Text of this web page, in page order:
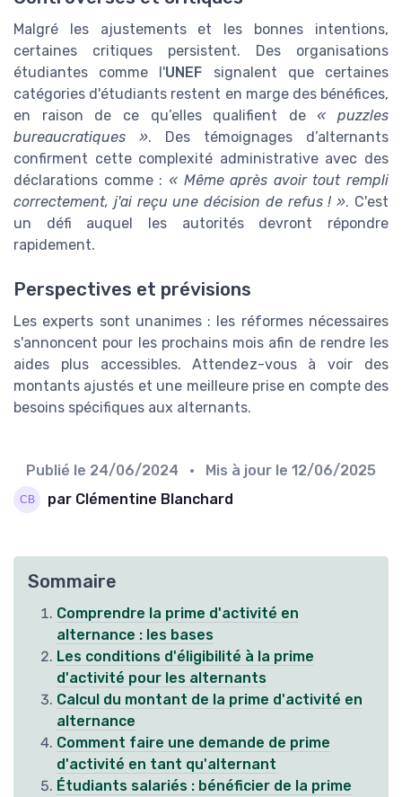
Malgré les ajustements et les bonnes intentions,
certaines critiques persistent. Des organisations
étudiantes comme l'UNEF signalent que certaines
catégories d'étudiants restent en marge des bénéfices,
en raison de ce qu’elles qualifient de « puzzles
bureaucratiques ». Des témoignages d’alternants
confirment cette complexité administrative avec des
déclarations comme : « Même après avoir tout rempli
correctement, j'ai reçu une décision de refus ! ». C'est
un défi auquel les autorités devront répondre
rapidement.
Perspectives et prévisions
Les experts sont unanimes : les réformes nécessaires
s'annoncent pour les prochains mois afin de rendre les
aides plus accessibles. Attendez-vous à voir des
montants ajustés et une meilleure prise en compte des
besoins spécifiques aux alternants.
Publié le 24/06/2024 • Mis à jour le 12/06/2025
par Clémentine Blanchard
Sommaire
Comprendre la prime d'activité en
alternance : les bases
Les conditions d'éligibilité à la prime
d'activité pour les alternants
Calcul du montant de la prime d'activité en
alternance
Comment faire une demande de prime
d'activité en tant qu'alternant
Étudiants salariés : bénéficier de la prime